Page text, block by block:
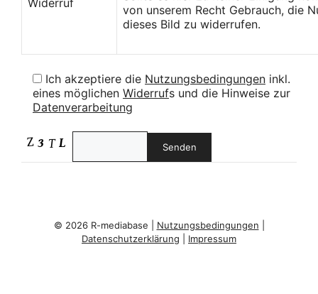
von unserem Recht Gebrauch, die
dieses Bild zu widerrufen.
Ich akzeptiere die Nutzungsbedingungen inkl.
eines möglichen Widerrufs und die Hinweise zur
Datenverarbeitung
© 2026 R-mediabase | Nutzungsbedingungen
Datenschutzerklärung
Impressum